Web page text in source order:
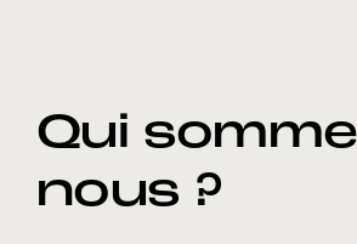
Qui
nous ?